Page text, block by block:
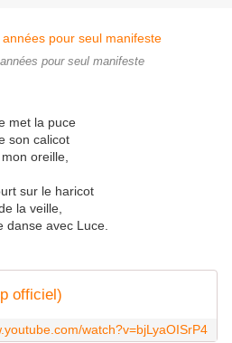
pour seul manifeste
met la puce
son calicot
oreille,
sur le haricot
la veille,
danse avec Luce.
officiel)
watch?v=bjLyaOISrP4